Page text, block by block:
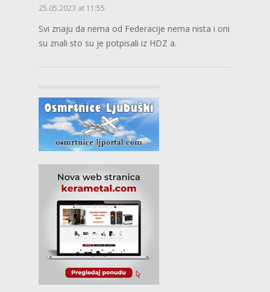
25.05.2023 at 11:55
Svi znaju da nema od Federacije nema nista i oni
su znali sto su je potpisali iz HDZ a.